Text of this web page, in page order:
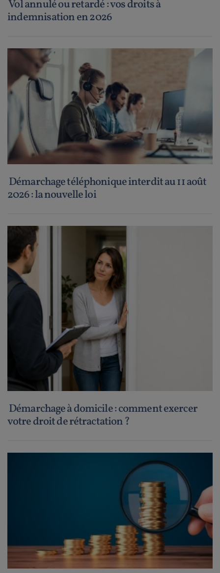
Vol annulé ou retardé : vos droits à
indemnisation en 2026
Démarchage téléphonique interdit au 11 août
2026 : la nouvelle loi
Démarchage à domicile : comment exercer
votre droit de rétractation ?